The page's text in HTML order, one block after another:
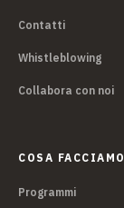
Contatti
Whistleblowing
Collabora con noi
COSA FACCIAMO
Programmi